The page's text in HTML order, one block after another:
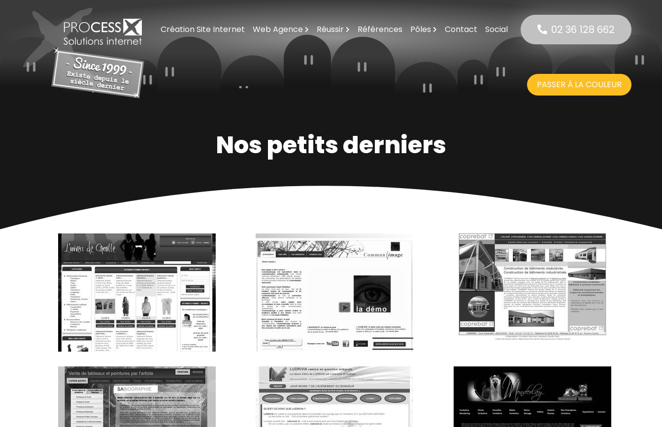
PASSER À LA COULEUR
Création Site Internet Web Agence
Agence Web Orleans
Notre Équipage
10 Raisons De Monter À Bord
Réussir
Questions / Réponses
Notre Offre En Solutions Internet
Références Pôles
E-Mailing Sur Le Net
Contact Social 02 36 128 662
Nos petits derniers